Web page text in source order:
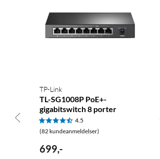
TP-Link
TL-SG1008P PoE+-
gigabitswitch 8 porter
4.5
(82 kundeanmeldelser)
699,-